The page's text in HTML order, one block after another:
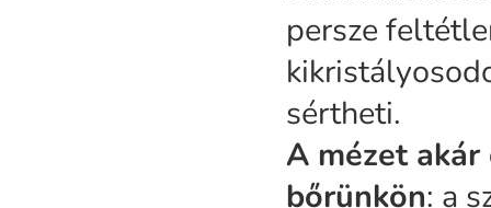
persze
sértheti.
A mézet
bőrünkön: a